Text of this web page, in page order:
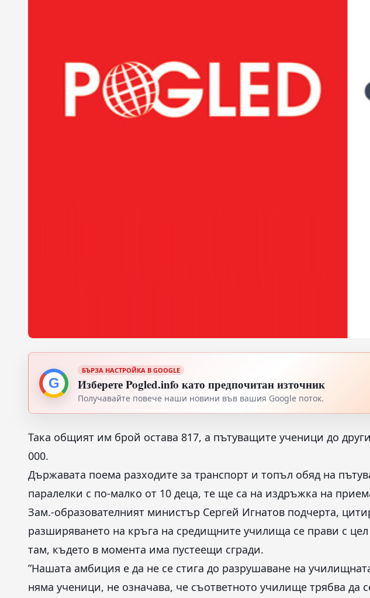
G
БЪРЗА НАСТРОЙКА В GOOGLE
Изберете Pogled.info като предпочитан източник
Получавайте повече наши новини във вашия Google поток.
Така общият им брой остава 817, а пътуващите ученици до
000.
Държавата поема разходите за транспорт и топъл обяд на
паралелки с по-малко от 10 деца, те ще са на издръжка на
Зам.-образователният министър Сергей Игнатов подчерта,
разширяването на кръга на средищните училища се прави с
там, където в момента има пустеещи сгради.
”Нашата амбиция е да не се стига до разрушаване на
няма ученици, не означава, че съответното училище трябва да